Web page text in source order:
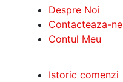
Despre Noi
Contacteaza-ne
Contul Meu
Istoric comenzi